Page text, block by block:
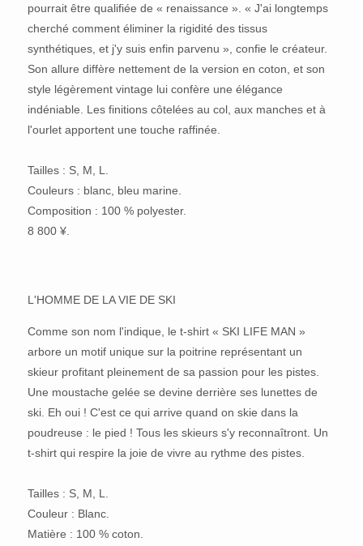
pourrait être qualifiée de « renaissance ». « J'ai longtemps
cherché comment éliminer la rigidité des tissus
synthétiques, et j'y suis enfin parvenu », confie le créateur.
Son allure diffère nettement de la version en coton, et son
style légèrement vintage lui confère une élégance
indéniable. Les finitions côtelées au col, aux manches et à
l'ourlet apportent une touche raffinée.
Tailles : S, M, L.
Couleurs : blanc, bleu marine.
Composition : 100 % polyester.
8 800 ¥.
L'HOMME DE LA VIE DE SKI
Comme son nom l'indique, le t-shirt « SKI LIFE MAN »
arbore un motif unique sur la poitrine représentant un
skieur profitant pleinement de sa passion pour les pistes.
Une moustache gelée se devine derrière ses lunettes de
ski. Eh oui ! C'est ce qui arrive quand on skie dans la
poudreuse : le pied ! Tous les skieurs s'y reconnaîtront. Un
t-shirt qui respire la joie de vivre au rythme des pistes.
Tailles : S, M, L.
Couleur : Blanc.
Matière : 100 % coton.